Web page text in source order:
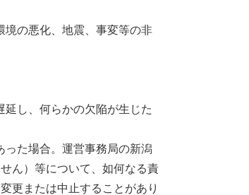
境の悪化、地震、事変等の非
し、何らかの欠陥が生じた
った場合。運営事務局の新潟
ん）等について、如何なる責
更または中止することがあり